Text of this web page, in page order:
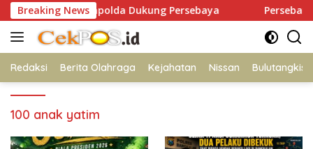
Langsung
ke
konten
Breaking News
Mapolda Dukung Persebaya Persebaya Ukir
Redaksi Berita Olahraga Kejahatan Nissan Bulutangkis
100 anak yatim